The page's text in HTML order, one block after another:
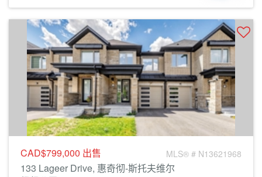
CAD$799,000 出售 MLS® # N13621968
133 Lageer Drive, 惠奇彻-斯托夫维尔